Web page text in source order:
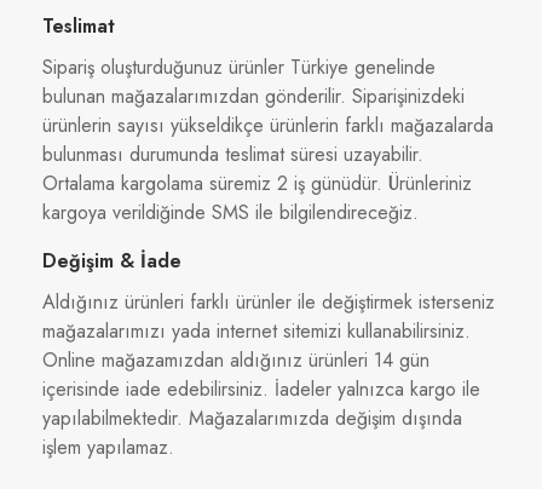
Teslimat
Sipariş oluşturduğunuz ürünler Türkiye genelinde
bulunan mağazalarımızdan gönderilir. Siparişinizdeki
ürünlerin sayısı yükseldikçe ürünlerin farklı mağazalarda
bulunması durumunda teslimat süresi uzayabilir.
Ortalama kargolama süremiz 2 iş günüdür. Ürünleriniz
kargoya verildiğinde SMS ile bilgilendireceğiz.
Değişim & İade
Aldığınız ürünleri farklı ürünler ile değiştirmek isterseniz
mağazalarımızı yada internet sitemizi kullanabilirsiniz.
Online mağazamızdan aldığınız ürünleri 14 gün
içerisinde iade edebilirsiniz. İadeler yalnızca kargo ile
yapılabilmektedir. Mağazalarımızda değişim dışında
işlem yapılamaz.